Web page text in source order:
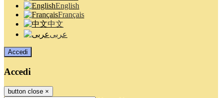
English
Français
中文
عربى
Accedi
Accedi
button close ×